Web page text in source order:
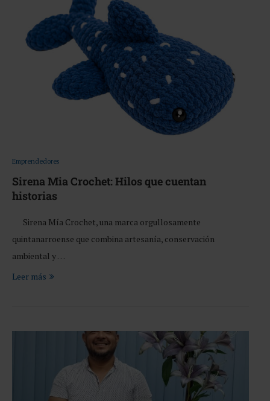
Emprendedores
Sirena Mia Crochet: Hilos que cuentan
historias
Sirena Mía Crochet, una marca orgullosamente
quintanarroense que combina artesanía, conservación
ambiental y …
Leer más